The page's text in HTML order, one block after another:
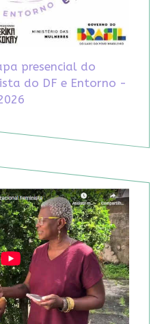
presencial do
do DF e Entorno -